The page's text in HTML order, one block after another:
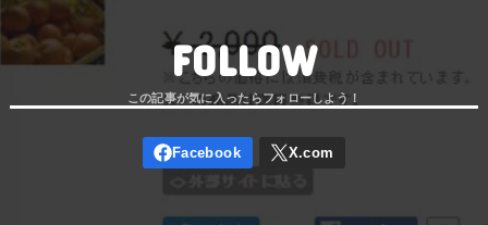
FOLLOW